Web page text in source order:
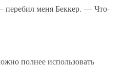
меня Беккер. — Что-
полнее использовать